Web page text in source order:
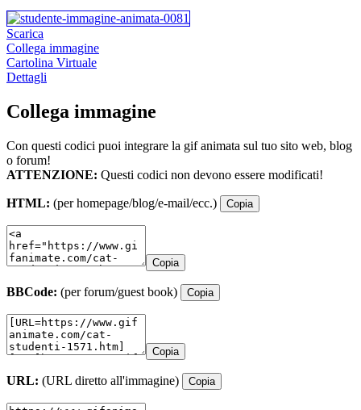
Scarica
Collega immagine
Cartolina Virtuale
Dettagli
Collega immagine
Con questi codici puoi integrare la gif animata sul tuo sito web, blog
o forum!
ATTENZIONE: Questi codici non devono essere modificati!
HTML: (per homepage/blog/e-mail/ecc.) Copia
Copia
BBCode: (per forum/guest book) Copia
Copia
URL: (URL diretto all'immagine) Copia